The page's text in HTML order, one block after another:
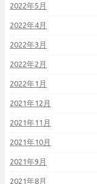
2022年5月
2022年4月
2022年3月
2022年2月
2022年1月
2021年12月
2021年11月
2021年10月
2021年9月
2021年8月